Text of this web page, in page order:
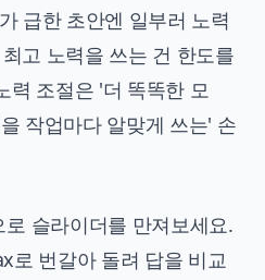
급한 초안엔 일부러 노력
고 노력을 쓰는 건 한도를
력 조절은 '더 똑똑한 모
작업마다 알맞게 쓰는' 손
슬라이더를 만져보세요.
로 번갈아 돌려 답을 비교